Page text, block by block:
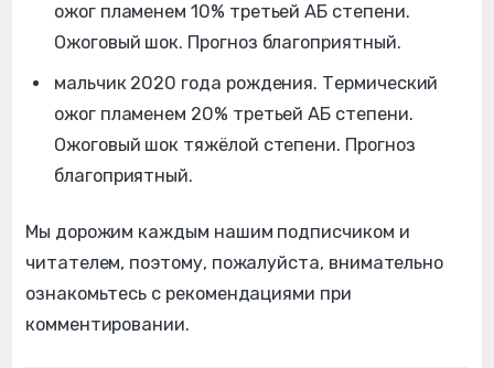
ожог пламенем 10% третьей АБ степени.
Ожоговый шок. Прогноз благоприятный.
мальчик 2020 года рождения. Термический
ожог пламенем 20% третьей АБ степени.
Ожоговый шок тяжёлой степени. Прогноз
благоприятный.
Мы дорожим каждым нашим подписчиком и
читателем, поэтому, пожалуйста, внимательно
ознакомьтесь с рекомендациями при
комментировании.